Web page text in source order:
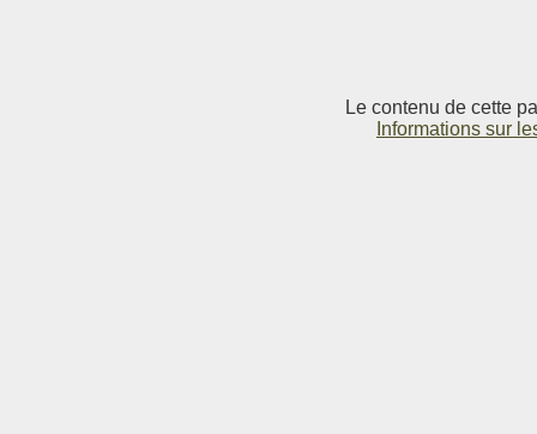
Le contenu de cette
Informations sur